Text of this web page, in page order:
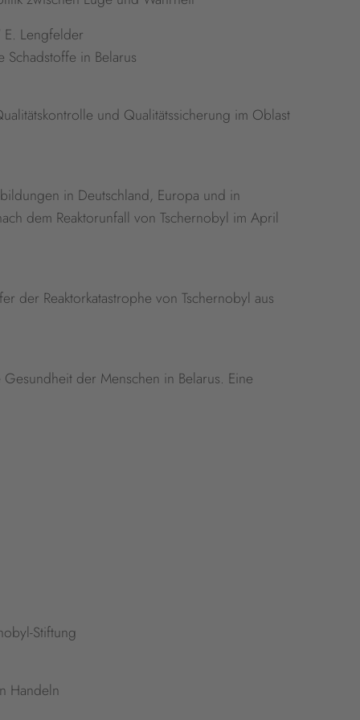
Lengfelder
Schadstoffe in Belarus
und Qualitätssicherung im Oblast
in Deutschland, Europa und in
dem Reaktorunfall von Tschernobyl im April
der Reaktorkatastrophe von Tschernobyl aus
der Menschen in Belarus. Eine
Stiftung
Handeln